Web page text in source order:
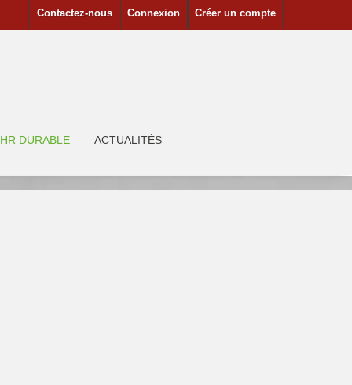
Créer un compte
Connexion
Contactez-nous
DURABLE ACTUALITÉS